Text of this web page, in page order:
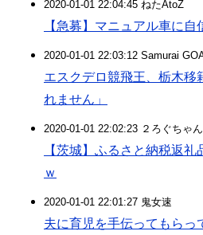
2020-01-01 22:04:45 ねたAtoZ
【急募】マニュアル車に
2020-01-01 22:03:12 Samurai
エスクデロ競飛王、栃木移
れません」
2020-01-01 22:02:23 ２ろぐちゃ
【茨城】ふるさと納税返
ｗ
2020-01-01 22:01:27 鬼女速
夫に育児を手伝ってもらっ